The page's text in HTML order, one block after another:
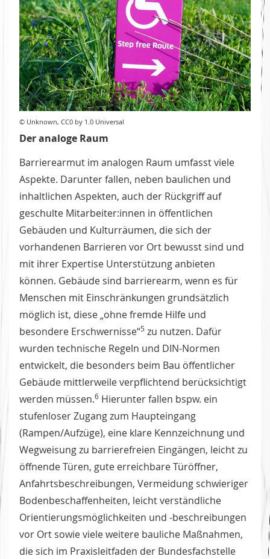
© Unknown, CC0 by 1.0 Universal
Der analoge Raum
Barrierearmut im analogen Raum umfasst viele
Aspekte. Darunter fallen, neben baulichen und
inhaltlichen Aspekten, auch der Rückgriff auf
geschulte Mitarbeiter:innen in öffentlichen
Gebäuden und Kulturräumen, die sich der
vorhandenen Barrieren vor Ort bewusst sind und
mit ihrer Expertise Unterstützung anbieten
können. Gebäude sind barrierearm, wenn es für
Menschen mit Einschränkungen grundsätzlich
möglich ist, diese „ohne fremde Hilfe und
besondere Erschwernisse“5 zu nutzen. Dafür
wurden technische Regeln und DIN-Normen
entwickelt, die besonders beim Bau öffentlicher
Gebäude mittlerweile verpflichtend berücksichtigt
werden müssen.6 Hierunter fallen bspw. ein
stufenloser Zugang zum Haupteingang
(Rampen/Aufzüge), eine klare Kennzeichnung und
Wegweisung zu barrierefreien Eingängen, leicht zu
öffnende Türen, gute erreichbare Türöffner,
Anfahrtsbeschreibungen, Vermeidung schwieriger
Bodenbeschaffenheiten, leicht verständliche
Orientierungsmöglichkeiten und -beschreibungen
vor Ort sowie viele weitere bauliche Maßnahmen,
die sich im Praxisleitfaden der Bundesfachstelle